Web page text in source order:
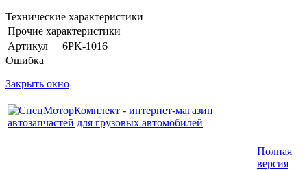
Технические характеристики
Прочие характеристики
Артикул
6PK-1016
Ошибка
Закрыть окно
Полная
версия